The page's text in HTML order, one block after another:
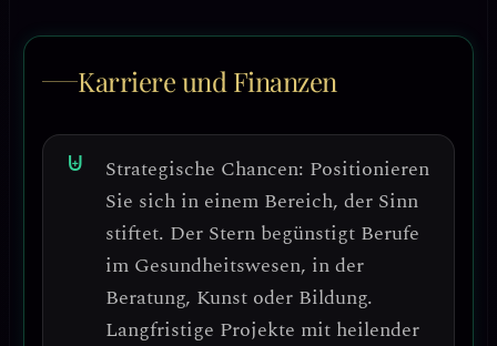
Karriere und Finanzen
Strategische Chancen: Positionieren
Sie sich in einem Bereich, der Sinn
stiftet. Der Stern begünstigt Berufe
im Gesundheitswesen, in der
Beratung, Kunst oder Bildung.
Langfristige Projekte mit heilender